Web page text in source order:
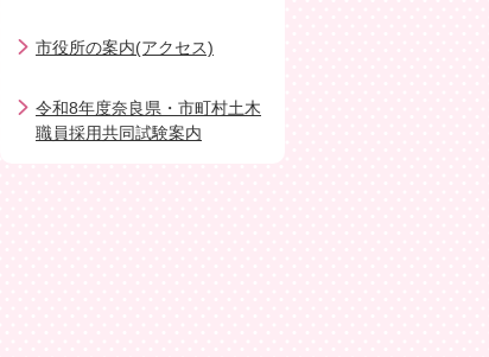
市役所の案内(アクセス)
令和8年度奈良県・市町村土木
職員採用共同試験案内